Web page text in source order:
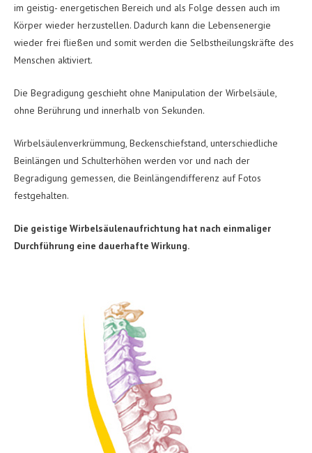
im geistig- energetischen Bereich und als Folge dessen auch im
Körper wieder herzustellen. Dadurch kann die Lebensenergie
wieder frei fließen und somit werden die Selbstheilungskräfte des
Menschen aktiviert.
Die Begradigung geschieht ohne Manipulation der Wirbelsäule,
ohne Berührung und innerhalb von Sekunden.
Wirbelsäulenverkrümmung, Beckenschiefstand, unterschiedliche
Beinlängen und Schulterhöhen werden vor und nach der
Begradigung gemessen, die Beinlängendifferenz auf Fotos
festgehalten.
Die geistige Wirbelsäulenaufrichtung hat nach einmaliger
Durchführung eine dauerhafte Wirkung.